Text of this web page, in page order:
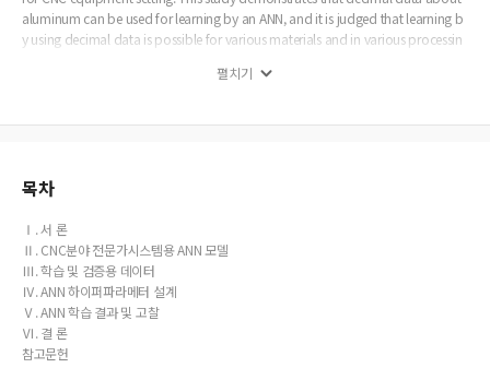
aluminum can be used for learning by an ANN, and it is judged that learning b
y using decimal data is possible for various materials and in various processin
펼치기
목차
Ⅰ. 서 론
Ⅱ. CNC분야 전문가시스템용 ANN 모델
Ⅲ. 학습 및 검증용 데이터
Ⅳ. ANN 하이퍼파라메터 설계
Ⅴ. ANN 학습 결과 및 고찰
Ⅵ. 결 론
참고문헌